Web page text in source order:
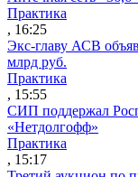
Практика
, 16:25
Экс-главу АСВ
млрд руб.
Практика
, 15:55
СИП поддержал
«Нетдолгофф»
Практика
, 15:17